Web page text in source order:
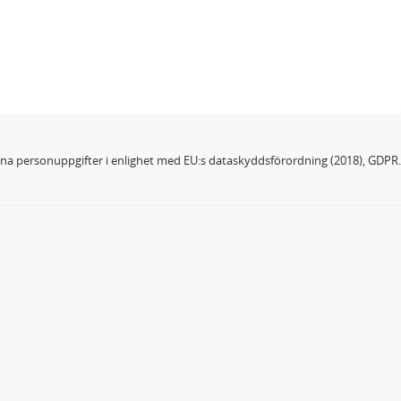
personuppgifter i enlighet med EU:s dataskyddsförordning (2018), GDPR.